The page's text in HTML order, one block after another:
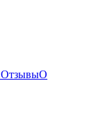
ОтзывыО